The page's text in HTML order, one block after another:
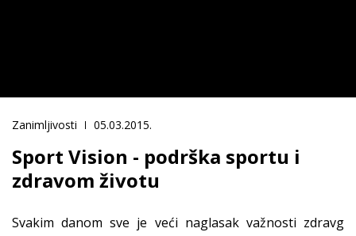
Zanimljivosti 05.03.2015.
Sport Vision - podrška sportu i
zdravom životu
Svakim danom sve je veći naglasak važnosti zdravg